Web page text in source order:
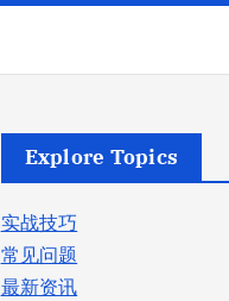
Explore Topics
实战技巧
常见问题
最新资讯